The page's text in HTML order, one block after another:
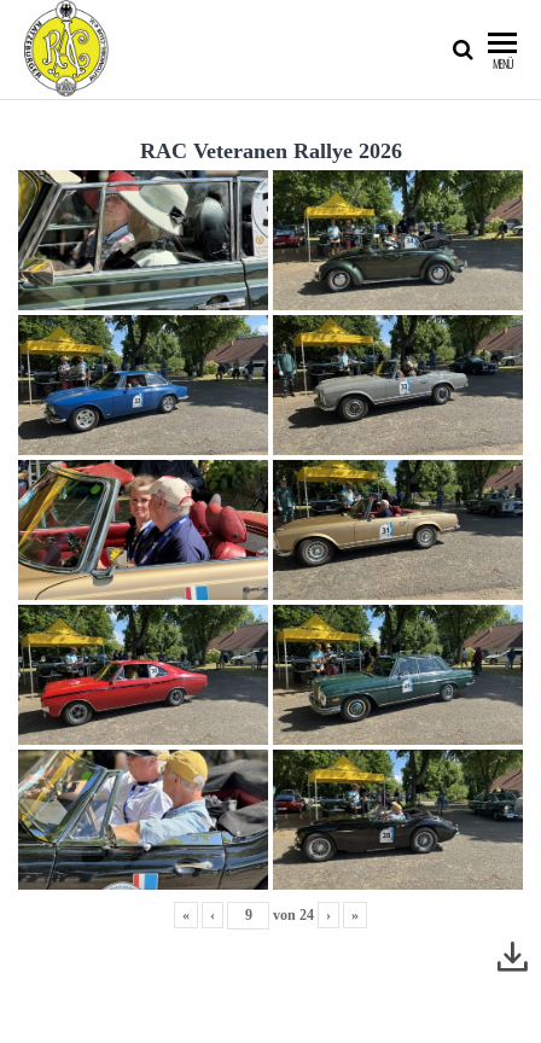
AUTOMOBIL-
CLUB IM
ADAC E.V.
MENÜ
RAC Veteranen Rallye 2026
« ‹ von 24 › »